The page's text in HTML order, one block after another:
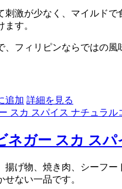
刺激が少なく、マイルド
す。
、フィリピンならではの風
追加 詳細を見る
ネガー スカ ス
揚げ物、焼き肉、シーフ
ない一品です。